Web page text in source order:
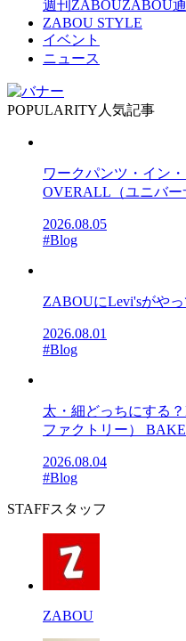
週刊ZABOUZABOU
ZABOU STYLE
イベント
ニュース
POPULARITY 人気記事
ワークパンツ・イン
OVERALL（ユニバー
2026.08.05
#Blog
ZABOUにLevi'sがやっ
2026.08.01
#Blog
太・細どっちにする
ファクトリー）
2026.08.04
#Blog
STAFFスタッフ
ZABOU